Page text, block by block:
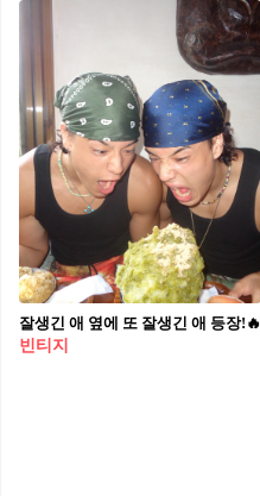
잘생긴 애 옆에 또 잘생긴 애 등장!🔥
빈티지